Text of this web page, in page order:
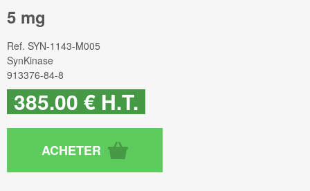
5 mg
Ref. SYN-1143-M005
SynKinase
913376-84-8
385.00 € H.T.